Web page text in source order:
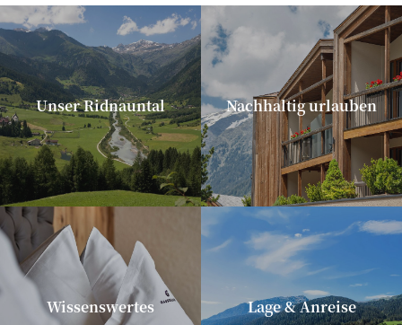
Unser Ridnauntal Nachhaltig urlauben
Wissenswertes Lage & Anreise